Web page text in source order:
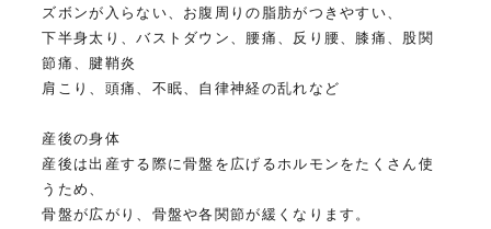
ズボンが入らない、お腹周りの脂肪がつきやすい、
下半身太り、バストダウン、腰痛、反り腰、膝痛、股関
節痛、腱鞘炎
肩こり、頭痛、不眠、自律神経の乱れなど
産後の身体
産後は出産する際に骨盤を広げるホルモンをたくさん使
うため、
骨盤が広がり、骨盤や各関節が緩くなります。